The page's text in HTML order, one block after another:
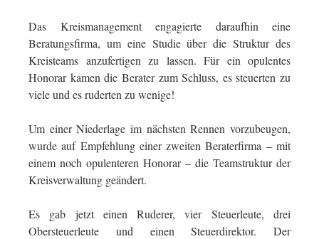
Das Kreismanagement engagierte daraufhin eine
Beratungsfirma, um eine Studie über die Struktur des
Kreisteams anzufertigen zu lassen. Für ein opulentes
Honorar kamen die Berater zum Schluss, es steuerten zu
viele und es ruderten zu wenige!
Um einer Niederlage im nächsten Rennen vorzubeugen,
wurde auf Empfehlung einer zweiten Beraterfirma – mit
einem noch opulenteren Honorar – die Teamstruktur der
Kreisverwaltung geändert.
Es gab jetzt einen Ruderer, vier Steuerleute, drei
Obersteuerleute und einen Steuerdirektor. Der